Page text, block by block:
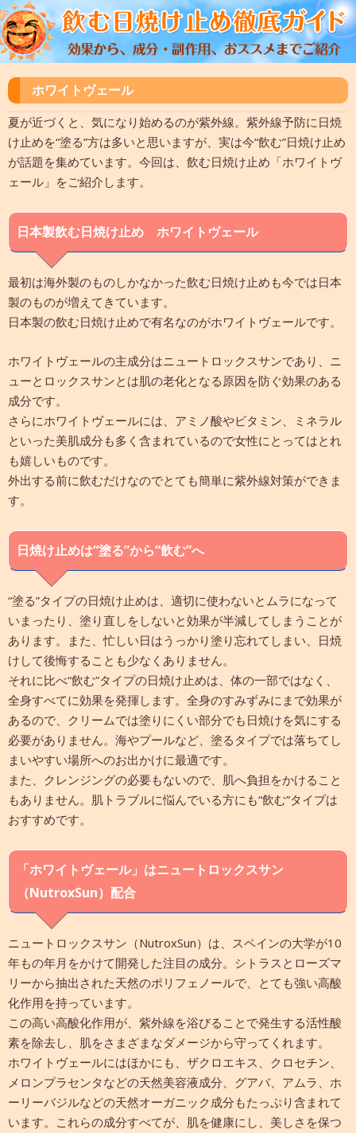
ホワイトヴェール
夏が近づくと、気になり始めるのが紫外線。紫外線予防に日焼
け止めを“塗る”方は多いと思いますが、実は今“飲む”日焼け止め
が話題を集めています。今回は、飲む日焼け止め「ホワイトヴ
ェール」をご紹介します。
日本製飲む日焼け止め ホワイトヴェール
最初は海外製のものしかなかった飲む日焼け止めも今では日本
製のものが増えてきています。
日本製の飲む日焼け止めで有名なのがホワイトヴェールです。
ホワイトヴェールの主成分はニュートロックスサンであり、ニ
ューとロックスサンとは肌の老化となる原因を防ぐ効果のある
成分です。
さらにホワイトヴェールには、アミノ酸やビタミン、ミネラル
といった美肌成分も多く含まれているので女性にとってはとれ
も嬉しいものです。
外出する前に飲むだけなのでとても簡単に紫外線対策ができま
す。
日焼け止めは“塗る”から“飲む”へ
“塗る”タイプの日焼け止めは、適切に使わないとムラになって
いまったり、塗り直しをしないと効果が半減してしまうことが
あります。また、忙しい日はうっかり塗り忘れてしまい、日焼
けして後悔することも少なくありません。
それに比べ“飲む”タイプの日焼け止めは、体の一部ではなく、
全身すべてに効果を発揮します。全身のすみずみにまで効果が
あるので、クリームでは塗りにくい部分でも日焼けを気にする
必要がありません。海やプールなど、塗るタイプでは落ちてし
まいやすい場所へのお出かけに最適です。
また、クレンジングの必要もないので、肌へ負担をかけること
もありません。肌トラブルに悩んでいる方にも“飲む”タイプは
おすすめです。
「ホワイトヴェール」はニュートロックスサン
（NutroxSun）配合
ニュートロックスサン（NutroxSun）は、スペインの大学が10
年もの年月をかけて開発した注目の成分。シトラスとローズマ
リーから抽出された天然のポリフェノールで、とても強い高酸
化作用を持っています。
この高い高酸化作用が、紫外線を浴びることで発生する活性酸
素を除去し、肌をさまざまなダメージから守ってくれます。
ホワイトヴェールにはほかにも、ザクロエキス、クロセチン、
メロンプラセンタなどの天然美容液成分、グアバ、アムラ、ホ
ーリーバジルなどの天然オーガニック成分もたっぷり含まれて
います。これらの成分すべてが、肌を健康にし、美しさを保つ